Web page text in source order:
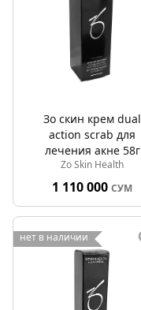
Зо скин крем dual
action scrab для
лечения акне 58г
Zo Skin Health
1 110 000 СУМ
нет в наличии